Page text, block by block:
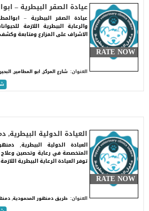
RATE NOW
عيادة الصقر البيطرية –
عيادة الصقر البيطرية –
والرعاية البيطرية اللازمة
الاشراف على المزارع ومتابعة
العنوان: شارع المركز, ابو المطامير,
RATE NOW
العيادة الدولية البيطرية,
العيادة الدولية البيطرية,
المتخصصة في رعاية وتحصين وعلاج
توفر العيادة الرعاية البيطرية
العنوان: طريق دمنهور المحمودية,